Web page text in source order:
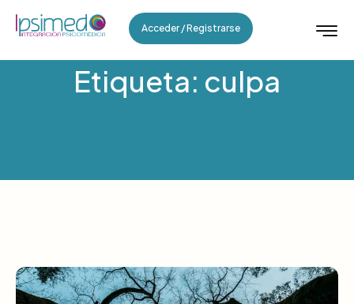
Acceder / Registrarse
Etiqueta: culpa